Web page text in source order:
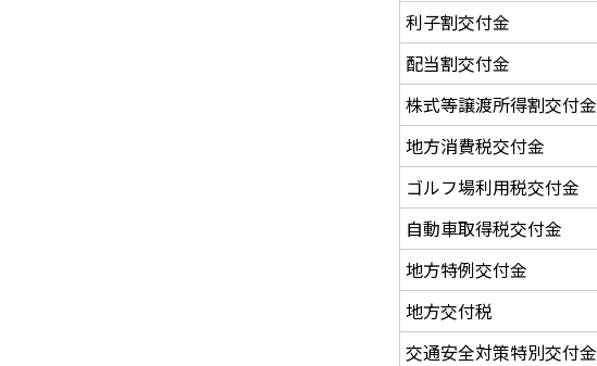
利子割交付金
配当割交付金
株式等譲渡所得割交付金
地方消費税交付金
ゴルフ場利用税交付金
自動車取得税交付金
地方特例交付金
地方交付税
交通安全対策特別交付金